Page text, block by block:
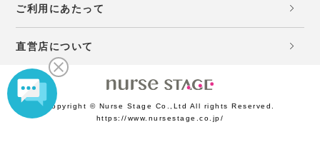
ご利用にあたって
直営店について
Copyright © Nurse Stage Co.,Ltd All rights Reserved.
https://www.nursestage.co.jp/